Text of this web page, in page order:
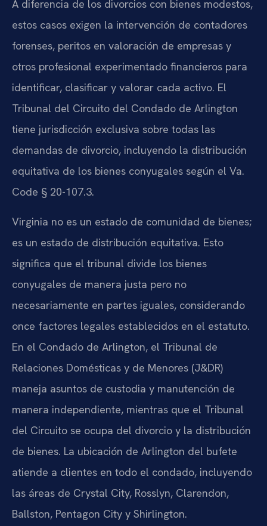
A diferencia de los divorcios con bienes modestos,
estos casos exigen la intervención de contadores
forenses, peritos en valoración de empresas y
otros profesional experimentado financieros para
identificar, clasificar y valorar cada activo. El
Tribunal del Circuito del Condado de Arlington
tiene jurisdicción exclusiva sobre todas las
demandas de divorcio, incluyendo la distribución
equitativa de los bienes conyugales según el Va.
Code § 20-107.3.
Virginia no es un estado de comunidad de bienes;
es un estado de distribución equitativa. Esto
significa que el tribunal divide los bienes
conyugales de manera justa pero no
necesariamente en partes iguales, considerando
once factores legales establecidos en el estatuto.
En el Condado de Arlington, el Tribunal de
Relaciones Domésticas y de Menores (J&DR)
maneja asuntos de custodia y manutención de
manera independiente, mientras que el Tribunal
del Circuito se ocupa del divorcio y la distribución
de bienes. La ubicación de Arlington del bufete
atiende a clientes en todo el condado, incluyendo
las áreas de Crystal City, Rosslyn, Clarendon,
Ballston, Pentagon City y Shirlington.